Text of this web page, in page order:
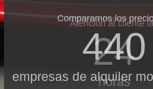
Comparamos los
440
empresas de alquiler
Atención al cliente
24
horas